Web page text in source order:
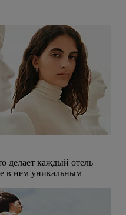
делает каждый отель
в нем уникальным